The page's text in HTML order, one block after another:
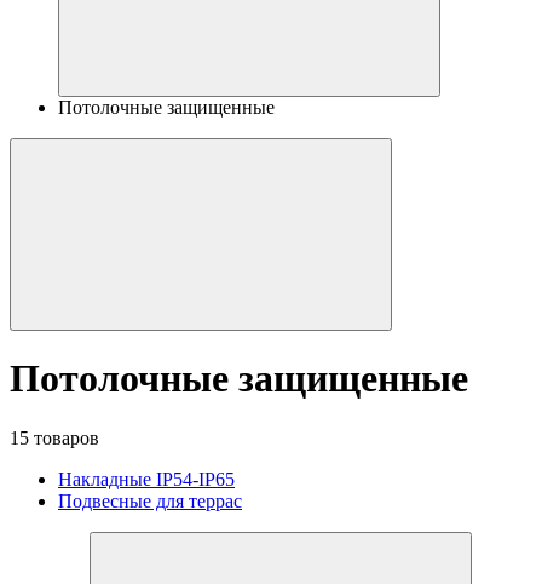
Потолочные защищенные
Потолочные защищенные
15 товаров
Накладные IP54-IP65
Подвесные для террас